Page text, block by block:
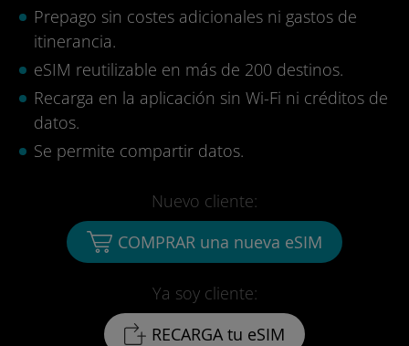
Prepago sin costes adicionales ni gastos de
itinerancia.
eSIM reutilizable en más de 200 destinos.
Recarga en la aplicación sin Wi-Fi ni créditos de
datos.
Se permite compartir datos.
Ya soy cliente:
RECARGA tu eSIM
Nuevo cliente:
COMPRAR una nueva eSIM